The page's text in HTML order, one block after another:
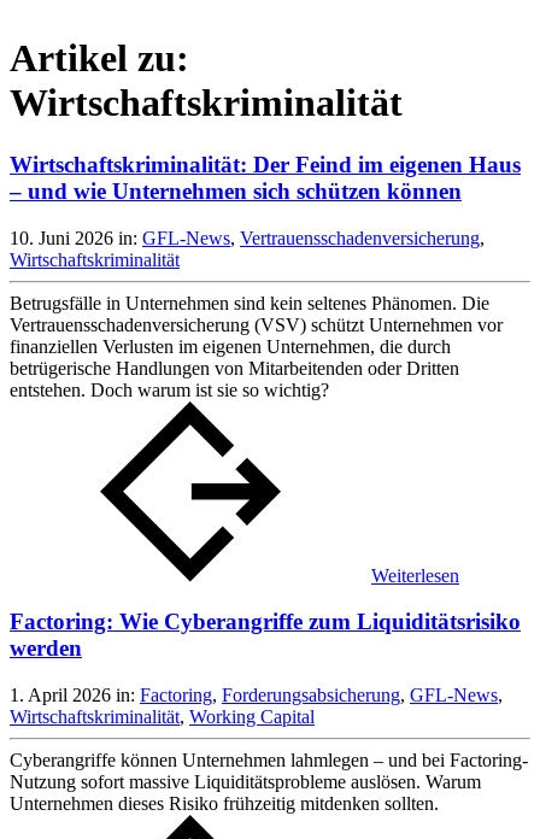
Artikel zu:
Wirtschaftskriminalität
Wirtschaftskriminalität: Der Feind im eigenen Haus
– und wie Unternehmen sich schützen können
10. Juni 2026 in: GFL-News, Vertrauensschadenversicherung,
Wirtschaftskriminalität
Betrugsfälle in Unternehmen sind kein seltenes Phänomen. Die
Vertrauensschadenversicherung (VSV) schützt Unternehmen vor
finanziellen Verlusten im eigenen Unternehmen, die durch
betrügerische Handlungen von Mitarbeitenden oder Dritten
entstehen. Doch warum ist sie so wichtig?
Weiterlesen
Factoring: Wie Cyberangriffe zum Liquiditätsrisiko
werden
1. April 2026 in: Factoring, Forderungsabsicherung, GFL-News,
Wirtschaftskriminalität, Working Capital
Cyberangriffe können Unternehmen lahmlegen – und bei Factoring-
Nutzung sofort massive Liquiditätsprobleme auslösen. Warum
Unternehmen dieses Risiko frühzeitig mitdenken sollten.